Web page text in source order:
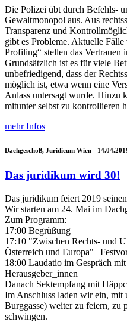
Die Polizei übt durch Befehls-
Gewaltmonopol aus. Aus
Transparenz und
gibt es Probleme. Aktuelle
Profiling“ stellen das Vertrauen
Grundsätzlich ist es für viele
unbefriedigend, dass der
möglich ist, etwa wenn eine
Anlass untersagt wurde. Hinzu
mitunter selbst zu kontrollieren
mehr Infos
Dachgeschoß, Juridicum Wien -
Das juridikum wird 30!
Das juridikum feiert 2019
Wir starten am 24. Mai im
Zum Programm:
17:00 Begrüßung
17:10 "Zwischen Rechts- und
Österreich und Europa" |
18:00 Laudatio im Gespräch
Herausgeber_innen
Danach Sektempfang mit
Im Anschluss laden wir ein, mit
Burggasse) weiter zu feiern, zu
schwingen.